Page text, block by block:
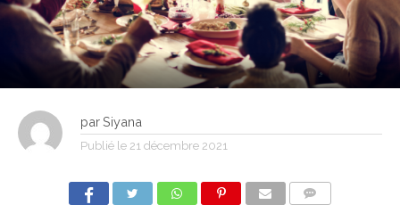
par Siyana
Publié le 21 décembre 2021